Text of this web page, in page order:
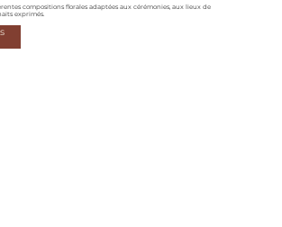
compositions florales adaptées aux cérémonies, aux lieux de
exprimés.